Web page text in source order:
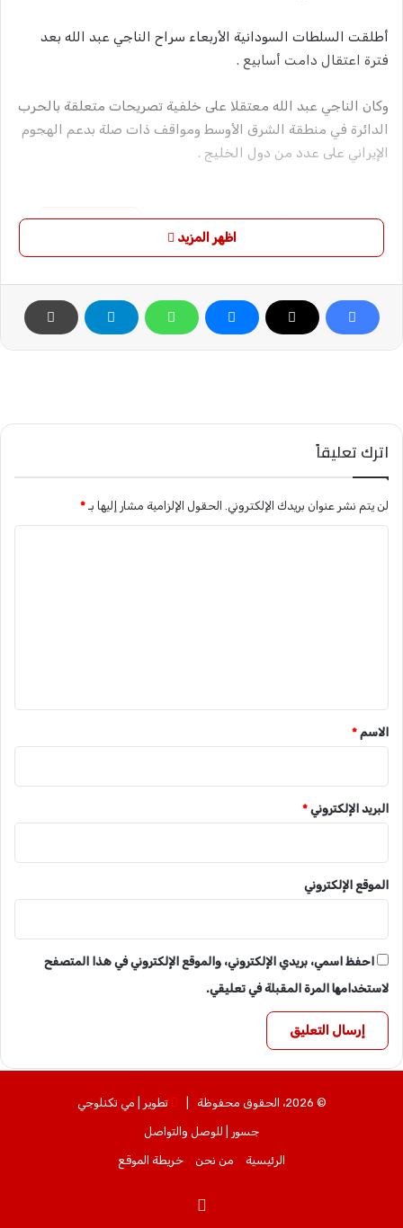
أطلقت السلطات السودانية الأربعاء سراح الناجي عبد الله بعد
فترة اعتقال دامت أسابيع .
وكان الناجي عبد الله معتقلا على خلفية تصريحات متعلقة بالحرب
الدائرة في منطقة الشرق الأوسط ومواقف ذات صلة بدعم الهجوم
الإيراني على عدد من دول الخليج .
اظهر المزيد
اترك تعليقاً
لن يتم نشر عنوان بريدك الإلكتروني. الحقول الإلزامية مشار إليها بـ *
*الاسم *
البريد الإلكتروني *
الموقع الإلكتروني
احفظ اسمي، بريدي الإلكتروني، والموقع الإلكتروني في هذا المتصفح
لاستخدامها المرة المقبلة في تعليقي.
© 2026، الحقوق محفوظة | تطوير | مي تكنلوجي
جسور | للوصل والتواصل
الرئيسية من نحن خريطة الموقع